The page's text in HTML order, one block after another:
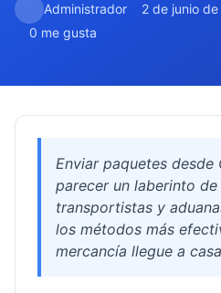
Administrador 2 de junio
0 me gusta
Enviar paquetes desde
parecer un laberinto
transportistas y
los métodos más
mercancía llegue a